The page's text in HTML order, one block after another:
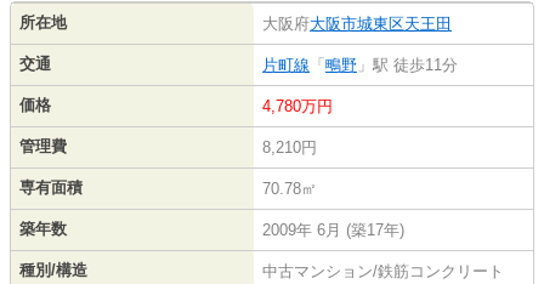
所在地 大阪府大阪市城東区天王田
交通 片町線 「 鴫野 」駅 徒歩11分
価格 4,780万円
管理費 8,210円
専有面積 70.78㎡
築年数 2009年 6月 (築17年)
種別/構造 中古マンション/鉄筋コンクリート